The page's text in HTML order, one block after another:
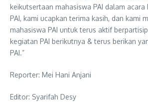
keikutsertaan mahasiswa PAI dalam acara
PAI, kami ucapkan terima kasih, dan kami
mahasiswa PAI untuk terus aktif
kegiatan PAI berikutnya & terus berikan
PAI.”
Reporter: Mei Hani Anjani
Editor: Syarifah Desy